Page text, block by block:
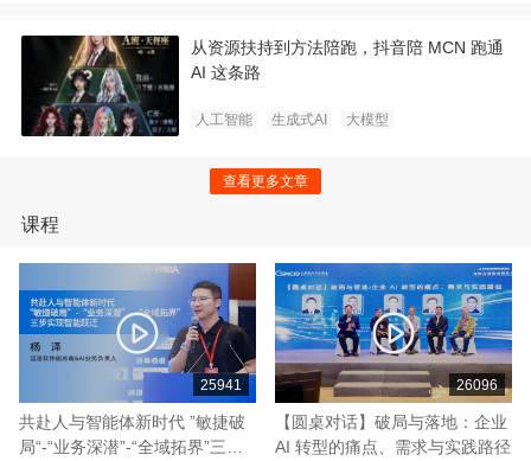
从资源扶持到方法陪跑，抖音陪 MCN 跑通
AI 这条路
人工智能 生成式AI 大模型
查看更多文章
课程
25941
共赴人与智能体新时代 ”敏捷破
局“-“业务深潜”-“全域拓界”三步
26096
【圆桌对话】破局与落地：企业
AI 转型的痛点、需求与实践路径